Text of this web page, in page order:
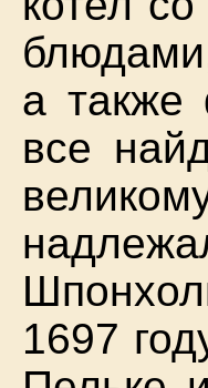
а также
все
1697